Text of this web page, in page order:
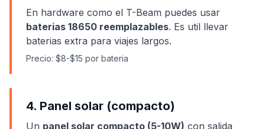
En hardware como el T-Beam puedes usar
baterias 18650 reemplazables. Es util llevar
baterias extra para viajes largos.
Precio: $8-$15 por bateria
4. Panel solar (compacto)
Un panel solar compacto (5-10W) con salida